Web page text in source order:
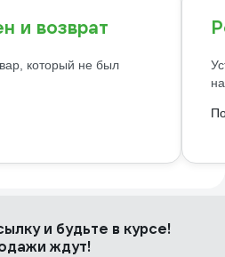
и возврат
который не был
и будьте в курсе!
ждут!